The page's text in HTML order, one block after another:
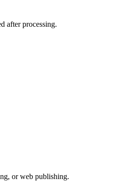
after processing.
or web publishing.